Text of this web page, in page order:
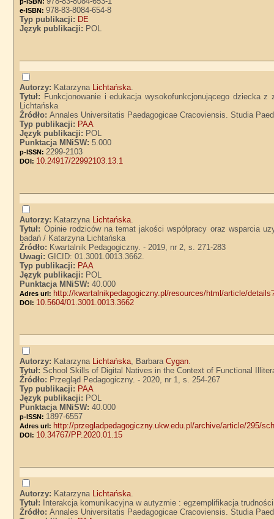
e-ISBN:978-83-8084-654-8
Typ publikacji: DE
Język publikacji: POL
Autorzy: Katarzyna Lichtańska.
Tytuł: Funkcjonowanie i edukacja wysokofunkcjonującego dziecka
Lichtańska
Źródło:Annales Universitatis Paedagogicae Cracoviensis. Studia
Typ publikacji: PAA
Język publikacji: POL
Punktacja MNiSW:5.000
p-ISSN: 2299-2103
DOI: 10.24917/22992103.13.1
Autorzy: Katarzyna Lichtańska.
Tytuł: Opinie rodziców na temat jakości współpracy oraz wsparcia
badań / Katarzyna Lichtańska
Źródło: Kwartalnik Pedagogiczny. - 2019, nr 2, s. 271-283
Uwagi:GICID: 01.3001.0013.3662.
Typ publikacji: PAA
Język publikacji: POL
Punktacja MNiSW:40.000
Adres url: http://kwartalnikpedagogiczny.pl/resources/html/article/
DOI: 10.5604/01.3001.0013.3662
Autorzy: Katarzyna Lichtańska, BarbaraCygan.
Tytuł:School Skills of Digital Natives in the Context of Functional
Źródło: Przegląd Pedagogiczny. - 2020, nr 1, s. 254-267
Typ publikacji: PAA
Język publikacji: POL
Punktacja MNiSW:40.000
p-ISSN: 1897-6557
Adres url: http://przegladpedagogiczny.ukw.edu.pl/archive/article/295/
DOI: 10.34767/PP.2020.01.15
Autorzy: Katarzyna Lichtańska.
Tytuł:
Interakcja komunikacyjna w autyzmie : egzemplifikacja
Źródło:Annales Universitatis Paedagogicae Cracoviensis. Studia